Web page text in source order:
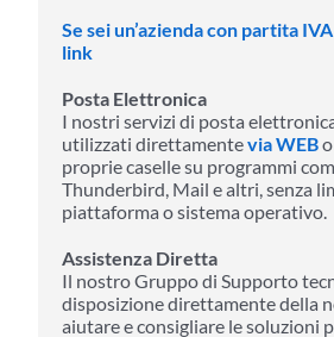
Se sei un’azienda con partita
link
Posta Elettronica
I nostri servizi di posta
utilizzati direttamentevia WEBo
proprie caselle su programmi
Thunderbird, Mail e altri, senza
piattaforma o sistema operativo.
Assistenza Diretta
Il nostro Gruppo di Supporto
disposizione direttamente della
aiutare e consigliare le soluzioni